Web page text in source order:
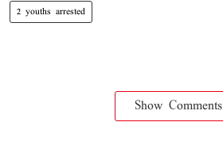
2 youths arrested
Show Comments